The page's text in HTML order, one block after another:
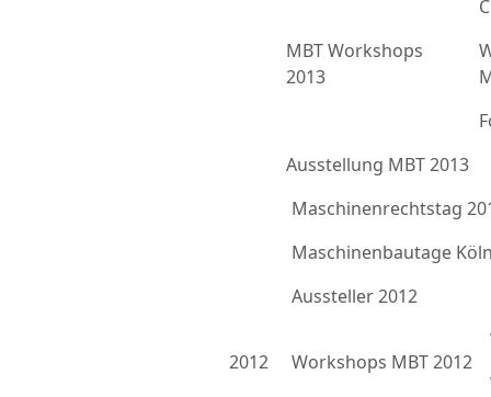
MBT Workshops
2013
Ausstellung MBT 2013
2012
Maschinenrechtstag
Maschinenbautage
Aussteller 2012
Workshops MBT 2012